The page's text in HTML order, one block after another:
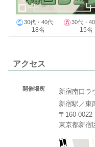
30代・40代
18名
30代・
15名
アクセス
開催場所
新宿南口ラ
新宿駅／東
〒160-0022
東京都新宿